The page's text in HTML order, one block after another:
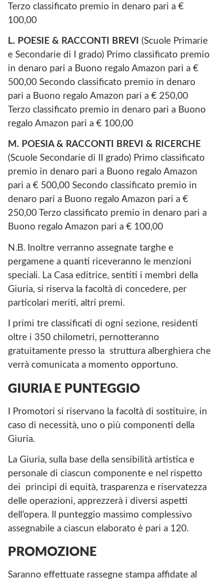
Terzo classificato premio in denaro pari a €
100,00
L. POESIE & RACCONTI BREVI
(Scuole Primarie
e Secondarie di I grado) Primo classificato premio
in denaro pari a Buono regalo Amazon pari a €
500,00 Secondo classificato premio in denaro
pari a Buono regalo Amazon pari a € 250,00
Terzo classificato premio in denaro pari a Buono
regalo Amazon pari a € 100,00
M. POESIA & RACCONTI BREVI & RICERCHE
(Scuole Secondarie di II grado) Primo classificato
premio in denaro pari a Buono regalo Amazon
pari a € 500,00 Secondo classificato premio in
denaro pari a Buono regalo Amazon pari a €
250,00 Terzo classificato premio in denaro pari a
Buono regalo Amazon pari a € 100,00
N.B. Inoltre verranno assegnate targhe e
pergamene a quanti riceveranno le menzioni
speciali. La Casa editrice, sentiti i membri della
Giuria, si riserva la facoltà di concedere, per
particolari meriti, altri premi.
I primi tre classificati di ogni sezione, residenti
oltre i 350 chilometri, pernotteranno
gratuitamente presso la struttura alberghiera che
verrà comunicata a momento opportuno.
GIURIA E PUNTEGGIO
I Promotori si riservano la facoltà di sostituire, in
caso di necessità, uno o più componenti della
Giuria.
La Giuria, sulla base della sensibilità artistica e
personale di ciascun componente e nel rispetto
dei principi di equità, trasparenza e riservatezza
delle operazioni, apprezzerà i diversi aspetti
dell’opera. Il punteggio massimo complessivo
assegnabile a ciascun elaborato è pari a 120.
PROMOZIONE
Saranno effettuate rassegne stampa affidate al